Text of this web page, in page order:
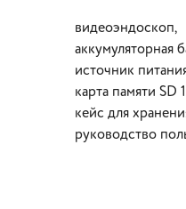
видеоэндоскоп,
аккумуляторная
источник
карта памяти SD
кейс для
руководство